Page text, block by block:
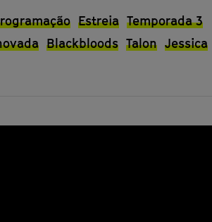
Estreia Temporada 3
Blackbloods Talon Jessica